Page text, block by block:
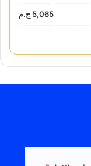
5,065 ج.م